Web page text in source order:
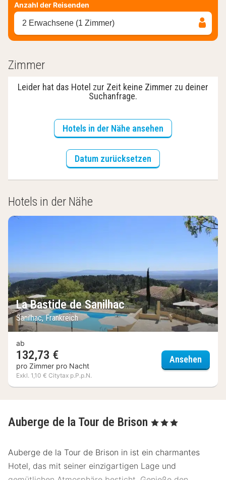
Anzahl der Reisenden
2 Erwachsene (1 Zimmer)
Zimmer
Leider hat das Hotel zur Zeit keine Zimmer zu deiner
Suchanfrage.
Hotels in der Nähe ansehen
Datum zurücksetzen
Hotels in der Nähe
La Bastide de Sanilhac
Sanilhac, Frankreich
ab
132,73 €
pro Zimmer pro Nacht
Exkl. 1,10 € Citytax p.P.p.N.
Ansehen
Auberge de la Tour de Brison , 3 Sterne
Auberge de la Tour de Brison in ist ein charmantes
Hotel, das mit seiner einzigartigen Lage und